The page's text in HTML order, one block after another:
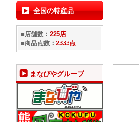
全国の特産品
■店舗数： 225店
■商品点数： 2333点
まなびやグループ